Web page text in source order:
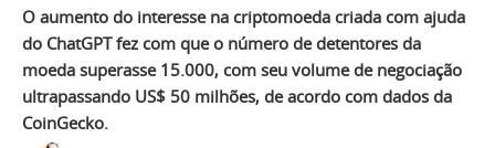
O aumento do interesse na criptomoeda criada com ajuda
do ChatGPT fez com que o número de detentores da
moeda superasse 15.000, com seu volume de negociação
ultrapassando US$ 50 milhões, de acordo com dados da
CoinGecko.